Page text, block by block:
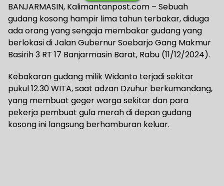
BANJARMASIN, Kalimantanpost.com – Sebuah
gudang kosong hampir lima tahun terbakar, diduga
ada orang yang sengaja membakar gudang yang
berlokasi di Jalan Gubernur Soebarjo Gang Makmur
Basirih 3 RT 17 Banjarmasin Barat, Rabu (11/12/2024).
Kebakaran gudang milik Widanto terjadi sekitar
pukul 12.30 WITA, saat adzan Dzuhur berkumandang,
yang membuat geger warga sekitar dan para
pekerja pembuat gula merah di depan gudang
kosong ini langsung berhamburan keluar.